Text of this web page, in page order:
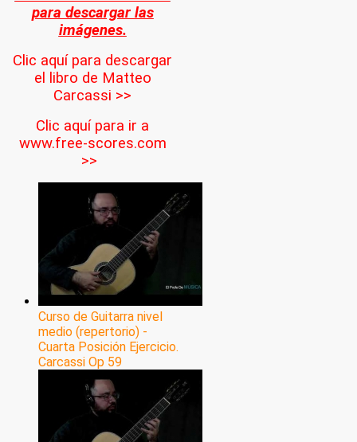
para descargar las
imágenes.
Clic aquí para descargar
el libro de Matteo
Carcassi >>
Clic aquí para ir a
www.free-scores.com
>>
Curso de Guitarra nivel
medio (repertorio) -
Cuarta Posición Ejercicio.
Carcassi Op 59